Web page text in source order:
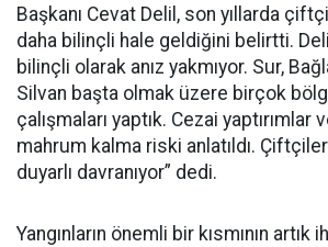
Başkanı Cevat Delil, son yıllarda
daha bilinçli hale geldiğini belirtti.
bilinçli olarak anız yakmıyor. Sur,
Silvan başta olmak üzere birçok
çalışmaları yaptık. Cezai
mahrum kalma riski anlatıldı.
duyarlı davranıyor” dedi.
Yangınların önemli bir kısmının artık